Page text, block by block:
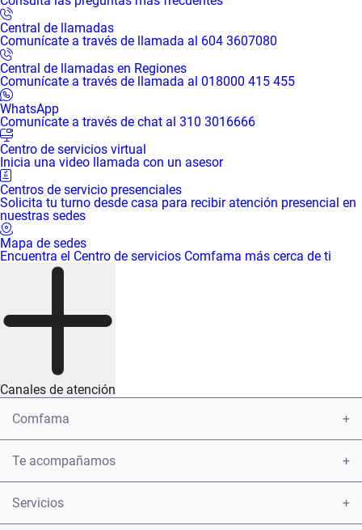
Central de llamadas
Comunícate a través de llamada al 604 3607080
Central de llamadas en Regiones
Comunícate a través de llamada al 018000 415 455
WhatsApp
Comunícate a través de chat al 310 3016666
Centro de servicios virtual
Inicia una video llamada con un asesor
Centros de servicio presenciales
Solicita tu turno desde casa para recibir atención presencial en
nuestras sedes
Mapa de sedes
Encuentra el Centro de servicios Comfama más cerca de ti
Canales de atención
Comfama
Encuéntranos
Te acompañamos
Presenta una petición u observación
Servicios